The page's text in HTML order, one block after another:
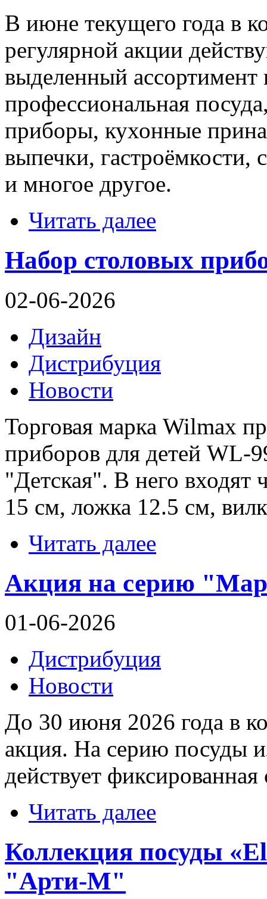
В июне текущего года в
регулярной акции
выделенный
профессиональная
приборы, кухонные
выпечки, гастроёмкости,
и многое другое.
Читать далее
Набор столовых
02-06-2026
Дизайн
Дистрибуция
Новости
Торговая марка Wilmax
приборов для детей WL-
"Детская". В него входят
15 см, ложка 12.5 см,
Читать далее
Акция на серию
01-06-2026
Дистрибуция
Новости
До 30 июня 2026 года в
акция. На серию посуды
действует
Читать далее
Коллекция посуды
"Арти-М"